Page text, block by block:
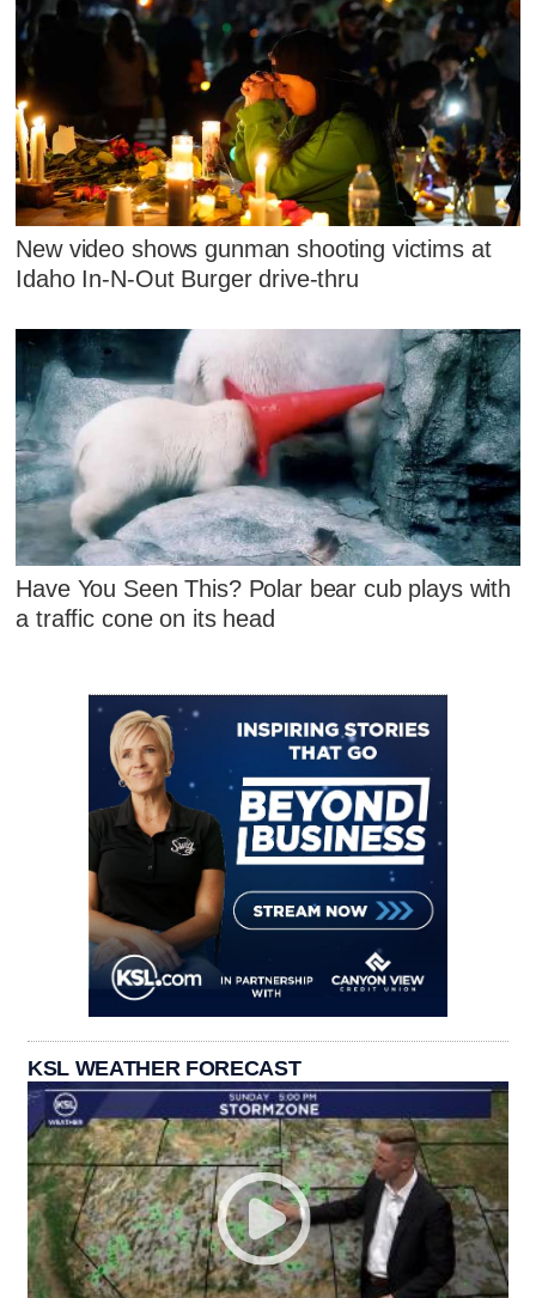
New video shows gunman shooting victims at
Idaho In-N-Out Burger drive-thru
Have You Seen This? Polar bear cub plays with
a traffic cone on its head
KSL WEATHER FORECAST